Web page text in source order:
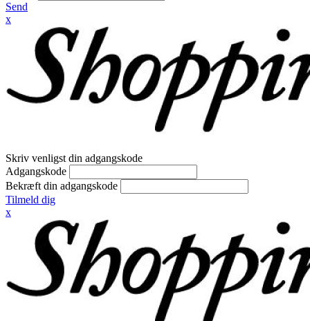
Send
x
Skriv venligst din adgangskode
Adgangskode
Bekræft din adgangskode
Tilmeld dig
x